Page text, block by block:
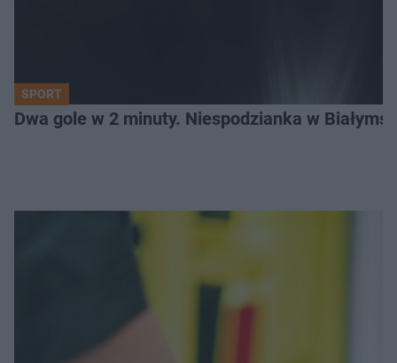
SPORT
Dwa gole w 2 minuty. Niespodzianka w